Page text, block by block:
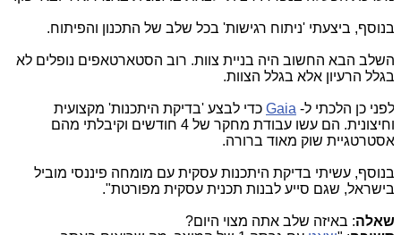
בנוסף, ביצעתי 'ניתוח רגישות' בכל שלב של התכנון והפיתוח.
השלב הבא החשוב היה בניית צוות. רוב הסטארטאפים נופלים לא
בגלל הרעיון אלא בגלל הצוות.
לפני כן הלכתי ל-Gaiaכדי לבצע 'בדיקת היתכנות' מקצועית
וחיצונית. הם עשו עבודת מחקר של 4 חודשים וקיבלתי מהם
אסטרטגיית שוק מאוד ברורה.
בנוסף, עשיתי בדיקת היתכנות עסקית עם מומחה פיננסי מוביל
בישראל, שגם סייע לבנות תכנית עסקית מפורטת".
שאלה: באיזה שלב אתה מצוי היום?